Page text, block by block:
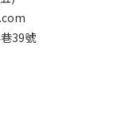
39號